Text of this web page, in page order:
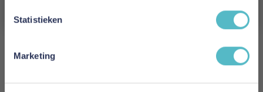
Statistieken
Marketing
cm
Samenvatting
Review